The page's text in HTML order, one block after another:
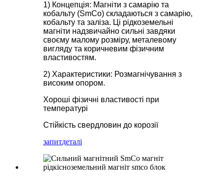
1) Концепція: Магніти з самарію та
кобальту (SmCo) складаються з самарію,
кобальту та заліза. Ці рідкоземельні
магніти надзвичайно сильні завдяки
своєму малому розміру, металевому
вигляду та коричневим фізичним
властивостям.
2) Характеристики: Розмагнічування з
високим опором.
Хороші фізичні властивості при
температурі
Стійкість свердловин до корозії
запитдеталі